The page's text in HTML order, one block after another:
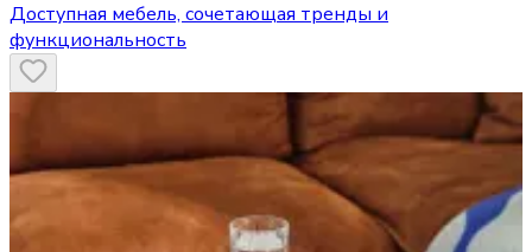
Доступная мебель, сочетающая тренды и
функциональность